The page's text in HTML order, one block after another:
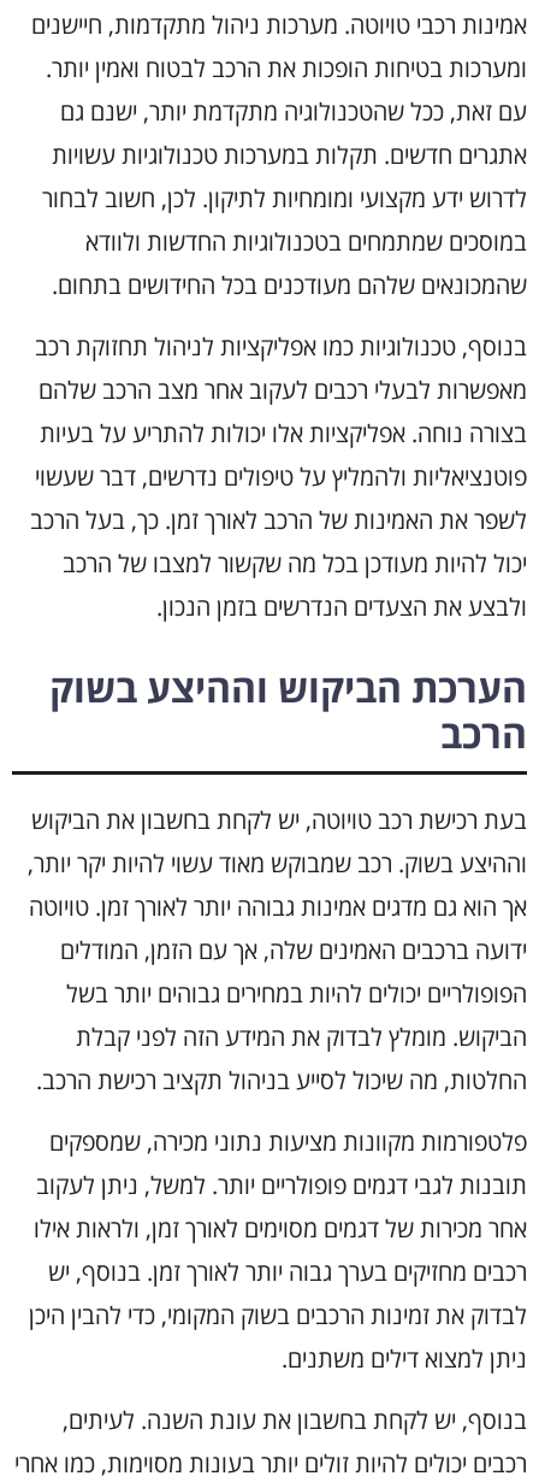
אמינות רכבי טויוטה. מערכות ניהול מתקדמות, חיישנים
ומערכות בטיחות הופכות את הרכב לבטוח ואמין יותר.
עם זאת, ככל שהטכנולוגיה מתקדמת יותר, ישנם גם
אתגרים חדשים. תקלות במערכות טכנולוגיות עשויות
לדרוש ידע מקצועי ומומחיות לתיקון. לכן, חשוב לבחור
במוסכים שמתמחים בטכנולוגיות החדשות ולוודא
שהמכונאים שלהם מעודכנים בכל החידושים בתחום.
בנוסף, טכנולוגיות כמו אפליקציות לניהול תחזוקת רכב
מאפשרות לבעלי רכבים לעקוב אחר מצב הרכב שלהם
בצורה נוחה. אפליקציות אלו יכולות להתריע על בעיות
פוטנציאליות ולהמליץ על טיפולים נדרשים, דבר שעשוי
לשפר את האמינות של הרכב לאורך זמן. כך, בעל הרכב
יכול להיות מעודכן בכל מה שקשור למצבו של הרכב
ולבצע את הצעדים הנדרשים בזמן הנכון.
הערכת הביקוש וההיצע בשוק
הרכב
בעת רכישת רכב טויוטה, יש לקחת בחשבון את הביקוש
וההיצע בשוק. רכב שמבוקש מאוד עשוי להיות יקר יותר,
אך הוא גם מדגים אמינות גבוהה יותר לאורך זמן. טויוטה
ידועה ברכבים האמינים שלה, אך עם הזמן, המודלים
הפופולריים יכולים להיות במחירים גבוהים יותר בשל
הביקוש. מומלץ לבדוק את המידע הזה לפני קבלת
החלטות, מה שיכול לסייע בניהול תקציב רכישת הרכב.
פלטפורמות מקוונות מציעות נתוני מכירה, שמספקים
תובנות לגבי דגמים פופולריים יותר. למשל, ניתן לעקוב
אחר מכירות של דגמים מסוימים לאורך זמן, ולראות אילו
רכבים מחזיקים בערך גבוה יותר לאורך זמן. בנוסף, יש
לבדוק את זמינות הרכבים בשוק המקומי, כדי להבין היכן
ניתן למצוא דילים משתנים.
בנוסף, יש לקחת בחשבון את עונת השנה. לעיתים,
רכבים יכולים להיות זולים יותר בעונות מסוימות, כמו אחרי